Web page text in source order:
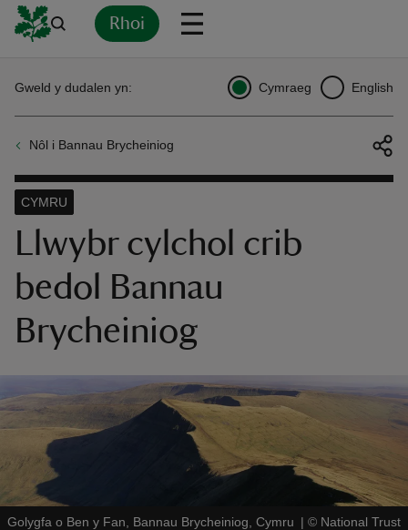
Rhoi
Nôl i Bannau Brycheiniog
Gweld y dudalen yn: Cymraeg English
Llwybr cylchol crib
bedol Bannau
Brycheiniog
CYMRU
Golygfa o Ben y Fan, Bannau Brycheiniog, Cymru | © National Trust